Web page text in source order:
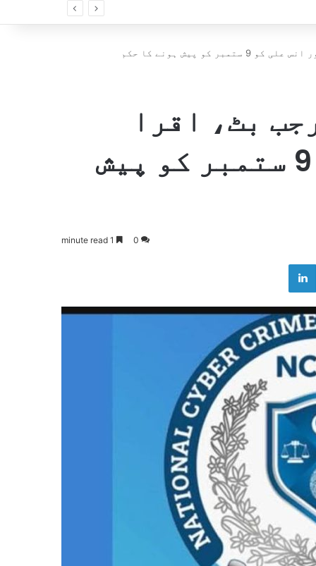
پیش ہونے کا حکم
بٹ، اقرا
کنول اور انس علی کو 9 ستمبر کو پیش
0